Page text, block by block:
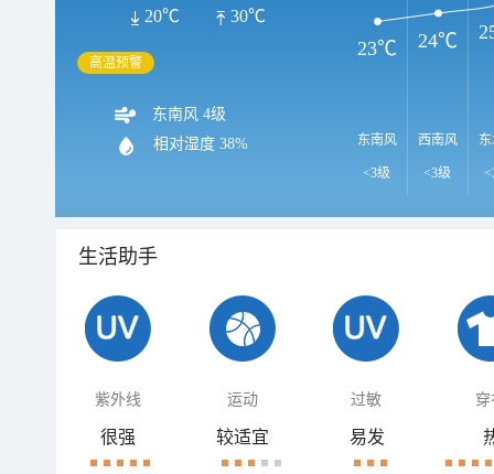
30℃
20℃
高温预警
东南风 4级
相对湿度 38% 东南风
<3级
西南风
<3级
23℃ 24℃
生活助手
紫外线 运动 过敏 穿
很强 较适宜 易发